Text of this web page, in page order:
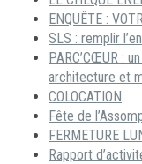
ENQUÊTE :
SLS : remplir
PARC’CŒUR :
architecture et
COLOCATION
Fête de
FERMETURE
Rapport